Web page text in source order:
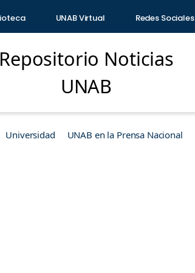
UNAB Virtual Redes Sociales
Repositorio Noticias
UNAB
Universidad UNAB en la Prensa Nacional